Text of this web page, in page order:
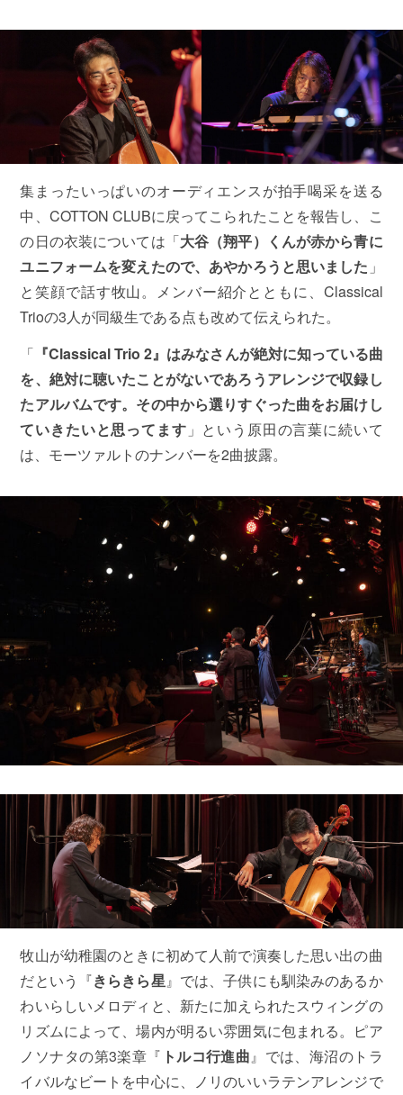
集まったいっぱいのオーディエンスが拍手喝采を送る
中、COTTON CLUBに戻ってこられたことを報告し、こ
の日の衣装については「大谷（翔平）くんが赤から青に
ユニフォームを変えたので、あやかろうと思いました 」
と笑顔で話す牧山。メンバー紹介とともに、Classical
Trioの3人が同級生である点も改めて伝えられた。
「 『Classical Trio 2』はみなさんが絶対に知っている曲
を、絶対に聴いたことがないであろうアレンジで収録し
たアルバムです。その中から選りすぐった曲をお届けし
ていきたいと思ってます 」という原田の言葉に続いて
は、モーツァルトのナンバーを2曲披露。
牧山が幼稚園のときに初めて人前で演奏した思い出の曲
だという『きらきら星』では、子供にも馴染みのあるか
わいらしいメロディと、新たに加えられたスウィングの
リズムによって、場内が明るい雰囲気に包まれる。ピア
ノソナタの第3楽章『 トルコ行進曲』では、海沼のトラ
イバルなビートを中心に、ノリのいいラテンアレンジで